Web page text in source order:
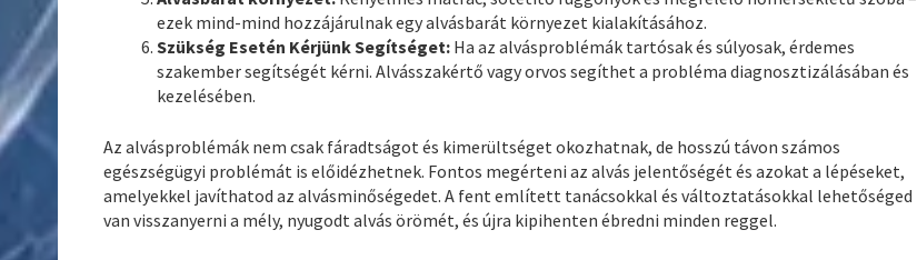
ezek mind-mind hozzájárulnak egy alvásbarát környezet kialakításához.
Szükség Esetén Kérjünk Segítséget: Ha az alvásproblémák tartósak és súlyosak, érdemes
szakember segítségét kérni. Alvásszakértő vagy orvos segíthet a probléma diagnosztizálásában és
kezelésében.
Az alvásproblémák nem csak fáradtságot és kimerültséget okozhatnak, de hosszú távon számos
egészségügyi problémát is előidézhetnek. Fontos megérteni az alvás jelentőségét és azokat a lépéseket,
amelyekkel javíthatod az alvásminőségedet. A fent említett tanácsokkal és változtatásokkal lehetőséged
van visszanyerni a mély, nyugodt alvás örömét, és újra kipihenten ébredni minden reggel.